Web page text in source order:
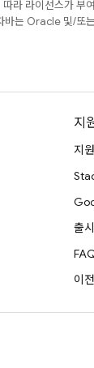
따라 라이선스가 부
바는 Oracle 및/또
지
지
출
이